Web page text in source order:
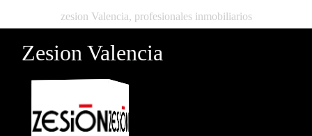
zesion Valencia, profesionales inmobiliarios
Zesion Valencia